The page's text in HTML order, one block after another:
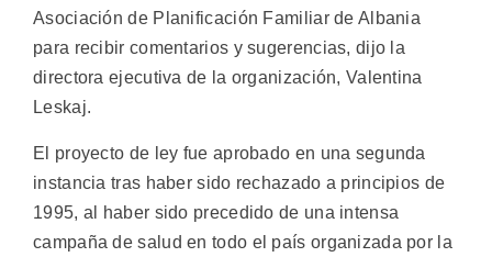
Asociación de Planificación Familiar de Albania
para recibir comentarios y sugerencias, dijo la
directora ejecutiva de la organización, Valentina
Leskaj.
El proyecto de ley fue aprobado en una segunda
instancia tras haber sido rechazado a principios de
1995, al haber sido precedido de una intensa
campaña de salud en todo el país organizada por la